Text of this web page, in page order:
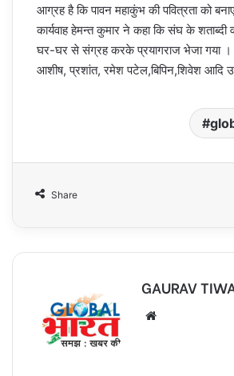
आग्रह है कि पावन महाकुंभ की पवित्रता को
कार्यवाह हेमन्त कुमार ने कहा कि संघ के
घर-घर से संग्रह करके प्रयागराज भेजा गया ।
आशीष, प्रशांत, रमेश पटेल,बिपिन,शिवेश आदि
Share
GAURAV